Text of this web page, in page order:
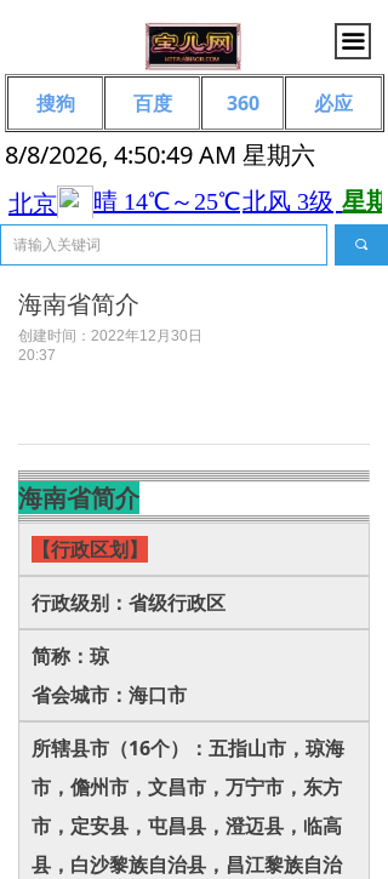
끀
8/8/2026, 4:50:50 AM 星期六
끠
搜狗 百度 360 必应
海南省简介
创建时间： 2022年12月30日
20:37
海南省简介
【行政区划】
行政级别：省级行政区
简称：琼
省会城市：海口市
所辖县市（16个）：五指山市，琼海
市，儋州市，文昌市，万宁市，东方
市，定安县，屯昌县，澄迈县，临高
县，白沙黎族自治县，昌江黎族自治